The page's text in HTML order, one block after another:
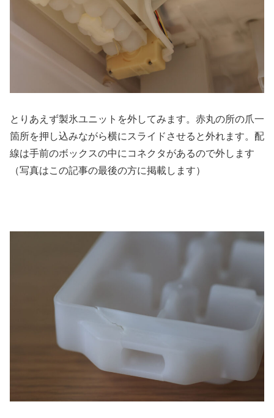
とりあえず製氷ユニットを外してみます。赤丸の所の爪一
箇所を押し込みながら横にスライドさせると外れます。配
線は手前のボックスの中にコネクタがあるので外します
（写真はこの記事の最後の方に掲載します）